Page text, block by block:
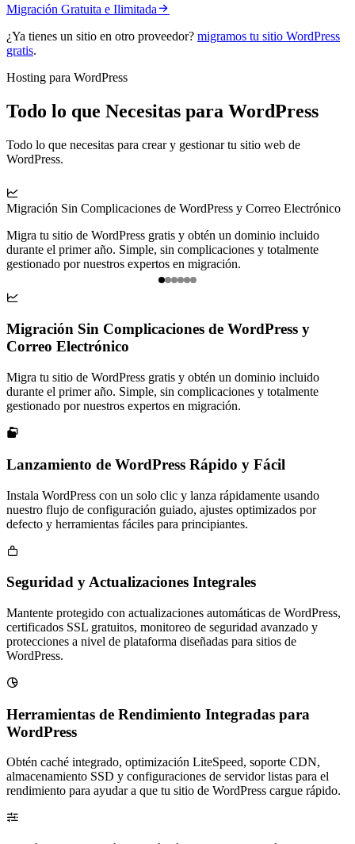
Migración Gratuita e Ilimitada
¿Ya tienes un sitio en otro proveedor? migramos tu sitio WordPress
gratis.
Hosting para WordPress
Todo lo que Necesitas para WordPress
Todo lo que necesitas para crear y gestionar tu sitio web de
WordPress.

Migración Sin Complicaciones de WordPress y Correo Electrónico
Migra tu sitio de WordPress gratis y obtén un dominio incluido
durante el primer año. Simple, sin complicaciones y totalmente
gestionado por nuestros expertos en migración.
Item
of
6

Migración Sin Complicaciones de WordPress y
Correo Electrónico
Migra tu sitio de WordPress gratis y obtén un dominio incluido
durante el primer año. Simple, sin complicaciones y totalmente
gestionado por nuestros expertos en migración.

Lanzamiento de WordPress Rápido y Fácil
Instala WordPress con un solo clic y lanza rápidamente usando
nuestro flujo de configuración guiado, ajustes optimizados por
defecto y herramientas fáciles para principiantes.

Seguridad y Actualizaciones Integrales
Mantente protegido con actualizaciones automáticas de WordPress,
certificados SSL gratuitos, monitoreo de seguridad avanzado y
protecciones a nivel de plataforma diseñadas para sitios de
WordPress.

Herramientas de Rendimiento Integradas para
WordPress
Obtén caché integrado, optimización LiteSpeed, soporte CDN,
almacenamiento SSD y configuraciones de servidor listas para el
rendimiento para ayudar a que tu sitio de WordPress cargue rápido.
